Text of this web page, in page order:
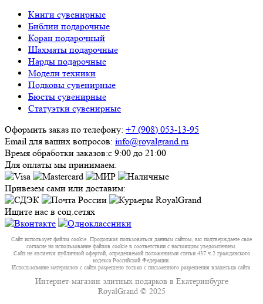
Книги сувенирные
Библии подарочные
Коран подарочный
Шахматы подарочные
Нарды подарочные
Модели техники
Подковы сувенирные
Бюсты сувенирные
Статуэтки сувенирные
Оформить заказ по телефону: +7 (908) 053-13-95
Email для ваших вопросов: info@royalgrand.ru
Время обработки заказов:с 9:00 до 21:00
Для оплаты мы принимаем:
Привезем сами или доставим:
Ищите нас в соц.сетях
Сайт использует файлы cookie. Продолжая пользоваться данным сайтом, вы подтверждаете свое
согласие на использование файлов cookie в соответствии с настоящим уведомлением.
Сайт не является публичной офертой, определяемой положениями статьи 437 ч.2 гражданского
кодекса Российской Федерации.
Использование материалов с сайта разрешено только с письменного разрешения владельца сайта.
Интернет-магазин элитных подарков в Екатеринбурге
RoyalGrand © 2025